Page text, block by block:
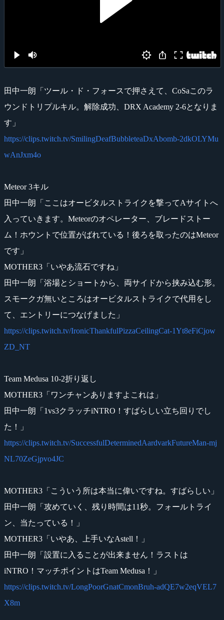
田中一朗「ツール・ド・フォースで押さえて、CoSaこのラ
ウンドトリプルキル。解除成功、DRX Academy 2-6となりま
す」
https://clips.twitch.tv/SmilingDeafBubbleteaDxAbomb-2dkOLYMu
wAnJxm4o
Meteor 3キル
田中一朗「ここはオービタルストライクを撃ってAサイトへ
入っていきます。Meteorのオペレーター、ブレードストー
ム！ホウントで位置がばれている！後ろを取ったのはMeteor
です」
MOTHER3「いやあ流石ですね」
田中一朗「浴場とショートから、両サイドから挟み込む形。
スモークガ無いところはオービタルストライクで代用をし
て、エントリーにつなげました」
https://clips.twitch.tv/IronicThankfulPizzaCeilingCat-1Yt8eFiCjow
ZD_NT
Team Medusa 10-2折り返し
MOTHER3「ワンチャンありますよこれは」
田中一朗「1vs3クラッチiNTRO！すばらしい立ち回りでし
た！」
https://clips.twitch.tv/SuccessfulDeterminedAardvarkFutureMan-mj
NL70ZeGjpvo4JC
MOTHER3「こういう所は本当に偉いですね。すばらしい」
田中一朗「攻めていく、残り時間は11秒。フォールトライ
ン、当たっている！」
MOTHER3「いやあ、上手いなAstell！」
田中一朗「設置に入ることが出来ません！ラストは
iNTRO！マッチポイントはTeam Medusa！」
https://clips.twitch.tv/LongPoorGnatCmonBruh-adQE7w2eqVEL7
X8m